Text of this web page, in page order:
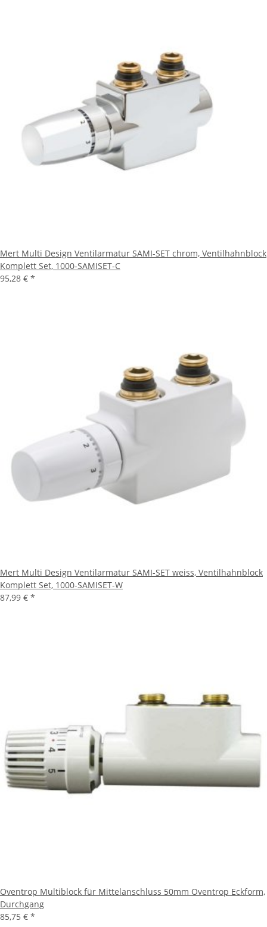
Mert Multi Design Ventilarmatur SAMI-SET chrom, Ventilhahnblock
Komplett Set, 1000-SAMISET-C
95,28 € *
Mert Multi Design Ventilarmatur SAMI-SET weiss, Ventilhahnblock
Komplett Set, 1000-SAMISET-W
87,99 € *
Oventrop Multiblock für Mittelanschluss 50mm Oventrop Eckform,
Durchgang
85,75 € *